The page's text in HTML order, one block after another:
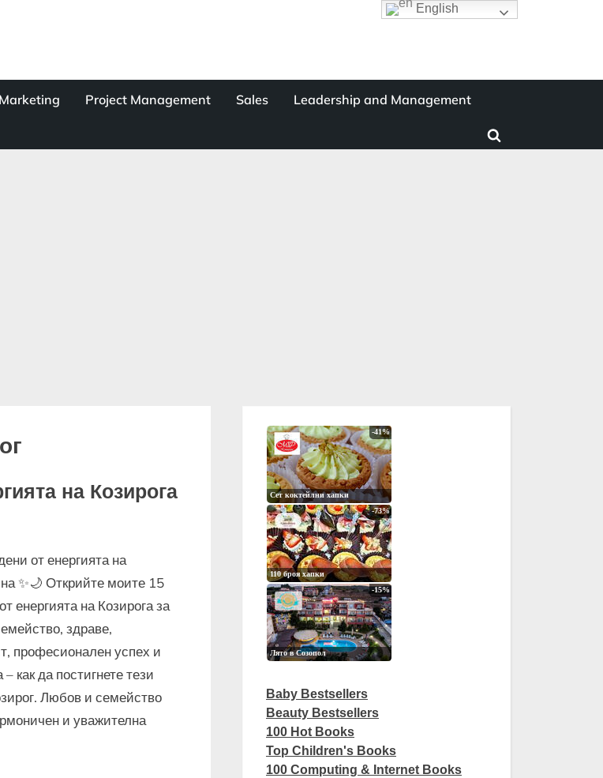
Marketing Project Management Sales Leadership and Management
Toggle
на Козирога
от енергията на
✨🌙 Открийте моите 15
енергията на Козирога за
здраве,
професионален успех и
как да постигнете тези
Любов и семейство
и уважителна
Baby Bestsellers
Beauty Bestsellers
100 Hot Books
Top Children's Books
100 Computing & Internet Books
English